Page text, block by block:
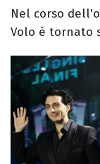
Nel corso
Volo è tornato